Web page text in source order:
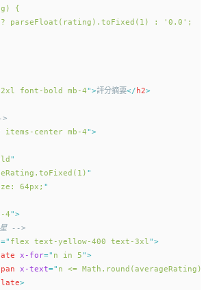
{
parseFloat(rating).toFixed(1) : '0.0';
font-bold mb-4">評分摘要</ h2>
center mb-4">
"
"
64px; "
4">
-->
=" flex text-yellow-400 text-3xl">
x-for=" n in 5">
x-text=" n <=
>